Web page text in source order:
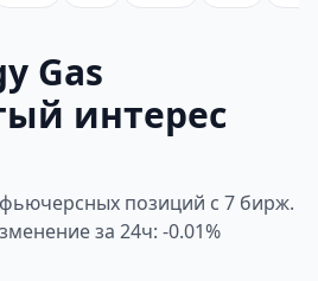
Gas
интерес
позиций с 7 бирж.
за 24ч: -0.01%